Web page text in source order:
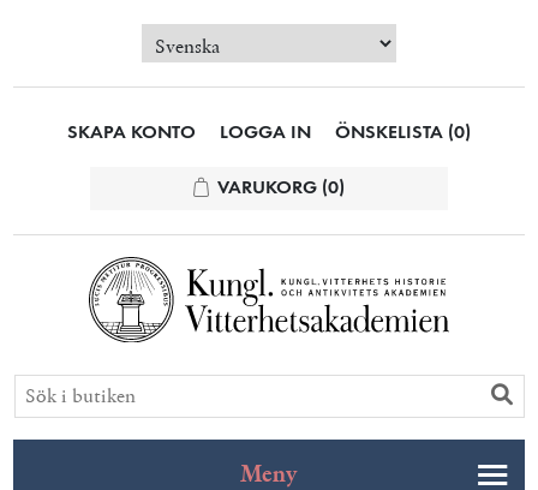
SKAPA KONTO LOGGA IN ÖNSKELISTA (0)
VARUKORG (0)
Meny